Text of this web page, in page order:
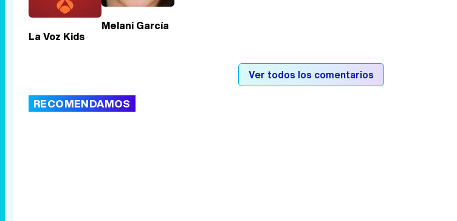
La Voz Kids
Melani García
Ver todos los comentarios
RECOMENDAMOS